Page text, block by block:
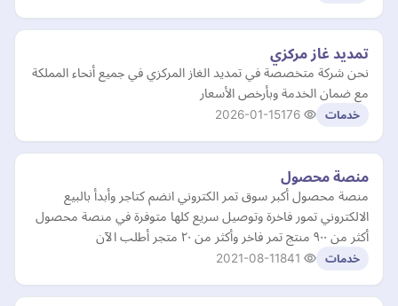
تمديد غاز مركزي
نحن شركة متخصصة في تمديد الغاز المركزي في جميع أنحاء المملكة
مع ضمان الخدمة وبأرخص الأسعار
خدمات 2026-01-15
منصة محصول
منصة محصول أكبر سوق تمر الكتروني انضم كتاجر وأبدأ بالبيع
الالكتروني تمور فاخرة وتوصيل سريع كلها متوفرة في منصة محصول
أكثر من ٩٠٠ منتج تمر فاخر وأكثر من ٢٠ متجر أطلب الآن
خدمات 2021-08-11